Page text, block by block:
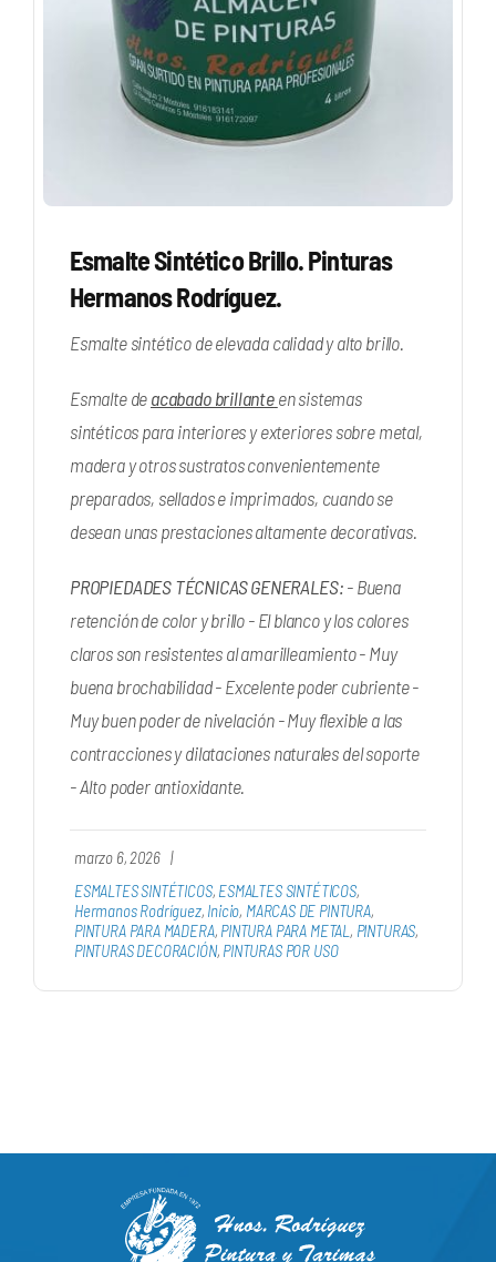
Esmalte Sintético Brillo. Pinturas
Hermanos Rodríguez.
Esmalte sintético de elevada calidad y alto brillo.
Esmalte deacabado brillanteen sistemas
sintéticos para interiores y exteriores sobre metal,
madera y otros sustratos convenientemente
preparados, sellados e imprimados, cuando se
desean unas prestaciones altamente decorativas.
PROPIEDADES TÉCNICAS GENERALES:- Buena
retención de color y brillo - El blanco y los colores
claros son resistentes al amarilleamiento - Muy
buena brochabilidad - Excelente poder cubriente -
Muy buen poder de nivelación - Muy flexible a las
contracciones y dilataciones naturales del soporte
- Alto poder antioxidante.
marzo 6, 2026 |
ESMALTES SINTÉTICOS, ESMALTES SINTÉTICOS,
Hermanos Rodríguez, Inicio, MARCAS DE PINTURA,
PINTURA PARA MADERA, PINTURA PARA METAL , PINTURAS,
PINTURAS DECORACIÓN, PINTURAS POR USO